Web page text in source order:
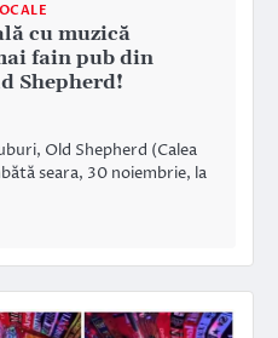
cu muzică
fain pub din
Shepherd!
Old Shepherd (Calea
seara, 30 noiembrie, la